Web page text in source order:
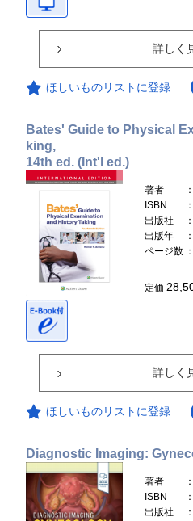
詳しく
ほしいものリストに登録
Bates' Guide to Physical
king,
14th ed. (Int'l ed.)
著者
ISBN
出版社
出版年
ページ数
定価
詳しく
ほしいものリストに登録
Diagnostic Imaging:
著者
ISBN
出版社